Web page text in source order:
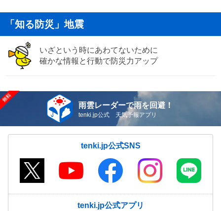
「知る防災」地震
いざという時にあわてないために
確かな情報と行動で防災力アップ
雨雲レーダーで雨を回避！
tenki.jp公式 天気予報アプリ
tenki.jp公式SNS
tenki.jp公式アプリ